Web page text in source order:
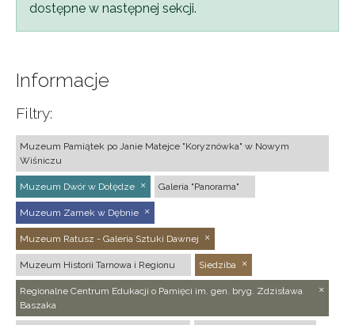
dostępne w następnej sekcji.
Informacje
Filtry:
Muzeum Pamiątek po Janie Matejce "Koryznówka" w Nowym
Wiśniczu
Muzeum Dwór w Dołędze Galeria "Panorama"
Muzeum Zamek w Dębnie
Muzeum Ratusz - Galeria Sztuki Dawnej
Muzeum Historii Tarnowa i Regionu Siedziba
Regionalne Centrum Edukacji o Pamięci im. gen. bryg. Zdzisława
Baszaka